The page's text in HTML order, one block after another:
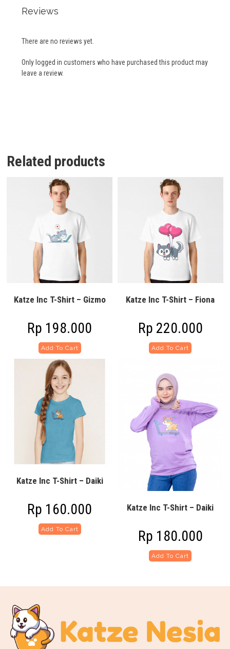
Reviews
There are no reviews yet.
Only logged in customers who have purchased this product may
leave a review.
Related products
Katze Inc T-Shirt – Gizmo
Rp 198.000
Add To Cart
Katze Inc T-Shirt – Fiona
Rp 220.000
Add To Cart
Katze Inc T-Shirt – Daiki
Rp 160.000
Add To Cart
Katze Inc T-Shirt – Daiki
Rp 180.000
Add To Cart